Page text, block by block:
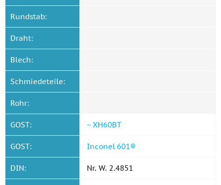
Rundstab:
Draht:
Blech:
Schmiedeteile:
Rohr:
GOST: ~ ХН60ВТ
GOST: Inconel 601®
DIN: Nr. W. 2.4851